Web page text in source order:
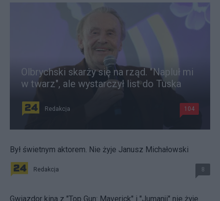
Olbrychski skarży się na rząd. "Napluł mi
w twarz", ale wystarczył list do Tuska
Redakcja 104
Był świetnym aktorem. Nie żyje Janusz Michałowski
Redakcja 8
Gwiazdor kina z "Top Gun: Maverick" i "Jumanji" nie żyje.